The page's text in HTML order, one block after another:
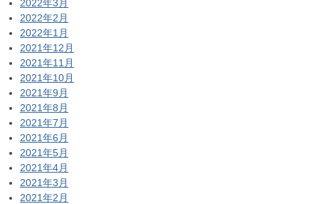
2022年3月
2022年2月
2022年1月
2021年12月
2021年11月
2021年10月
2021年9月
2021年8月
2021年7月
2021年6月
2021年5月
2021年4月
2021年3月
2021年2月